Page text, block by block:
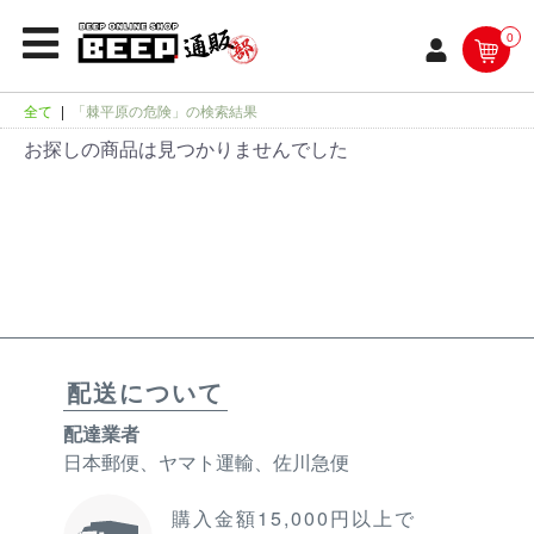
0
全て | 「棘平原の危険」の検索結果
お探しの商品は見つかりませんでした
配送について
配達業者
日本郵便、ヤマト運輸、佐川急便
購入金額15,000円以上で